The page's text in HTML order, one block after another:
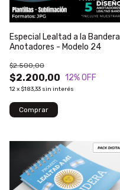
Especial Lealtad a la Bandera
Anotadores - Modelo 24
$2.200,00
$2.500,00
12% OFF
12x $183,33 sin interés